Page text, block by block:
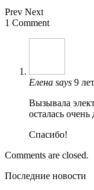
Prev Next
1 Comment
Елена says 9
Вызывала
осталась очень
Спасибо!
Comments are closed.
Последние новости